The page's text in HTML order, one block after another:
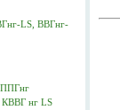
LS, ВВГнг-
КВВГ нг LS